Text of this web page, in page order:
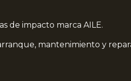
de impacto marca AILE.
mantenimiento y